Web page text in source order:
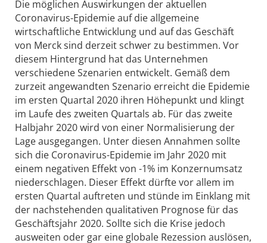
Die möglichen Auswirkungen der aktuellen
Coronavirus-Epidemie auf die allgemeine
wirtschaftliche Entwicklung und auf das Geschäft
von Merck sind derzeit schwer zu bestimmen. Vor
diesem Hintergrund hat das Unternehmen
verschiedene Szenarien entwickelt. Gemäß dem
zurzeit angewandten Szenario erreicht die Epidemie
im ersten Quartal 2020 ihren Höhepunkt und klingt
im Laufe des zweiten Quartals ab. Für das zweite
Halbjahr 2020 wird von einer Normalisierung der
Lage ausgegangen. Unter diesen Annahmen sollte
sich die Coronavirus-Epidemie im Jahr 2020 mit
einem negativen Effekt von -1% im Konzernumsatz
niederschlagen. Dieser Effekt dürfte vor allem im
ersten Quartal auftreten und stünde im Einklang mit
der nachstehenden qualitativen Prognose für das
Geschäftsjahr 2020. Sollte sich die Krise jedoch
ausweiten oder gar eine globale Rezession auslösen,